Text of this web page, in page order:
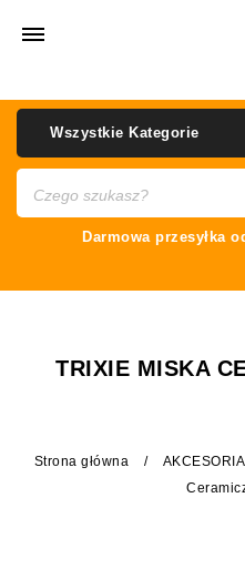
Wszystkie Kategorie
TRIXIE MISKA
Strona główna /